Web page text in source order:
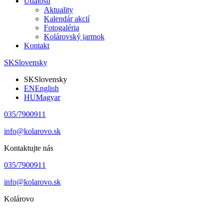
Aktuality
Kalendár akcií
Fotogaléria
Kolárovský jarmok
Kontakt
SKSlovensky
SKSlovensky
ENEnglish
HUMagyar
035/7900911
info@kolarovo.sk
Kontaktujte nás
035/7900911
info@kolarovo.sk
Kolárovo